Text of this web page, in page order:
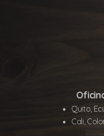
Quito,
Cali,